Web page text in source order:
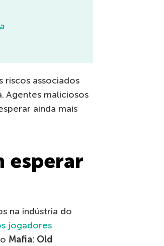
riscos associados
Agentes maliciosos
ainda mais
esperar
na indústria do
jogadores
Mafia: Old